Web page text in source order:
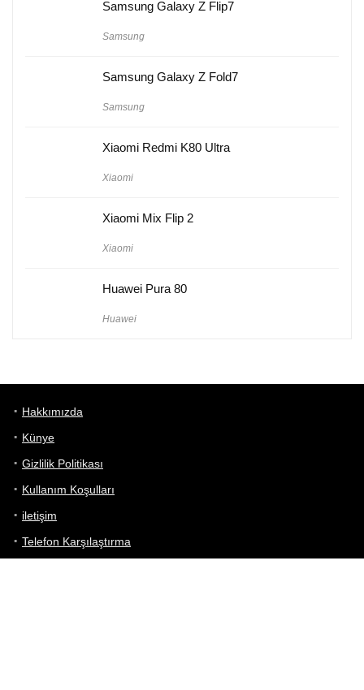
Samsung Galaxy Z Flip7
Samsung
Samsung Galaxy Z Fold7
Samsung
Xiaomi Redmi K80 Ultra
Xiaomi
Xiaomi Mix Flip 2
Xiaomi
Huawei Pura 80
Huawei
Hakkımızda
Künye
Gizlilik Politikası
Kullanım Koşulları
iletişim
Telefon Karşılaştırma